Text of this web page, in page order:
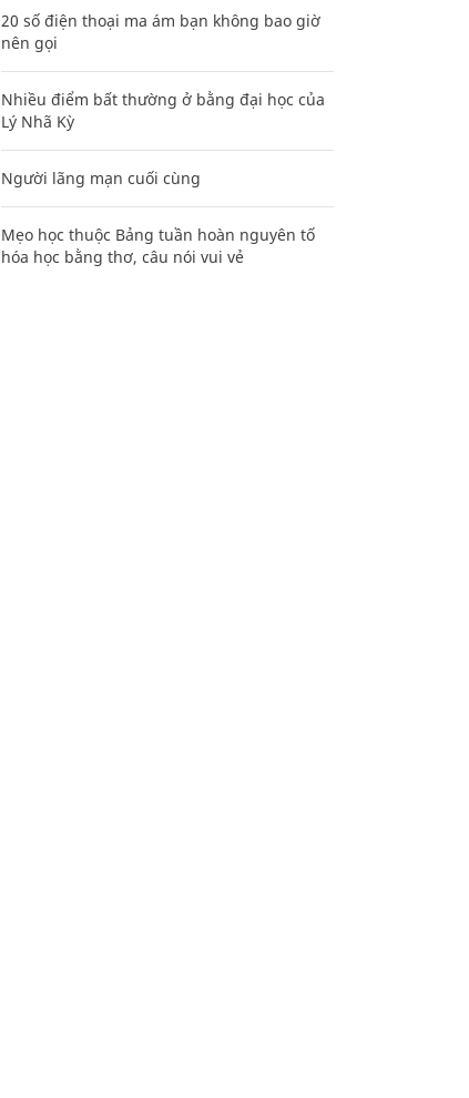
20 số điện thoại ma ám bạn không bao giờ
nên gọi
Nhiều điểm bất thường ở bằng đại học của
Lý Nhã Kỳ
Người lãng mạn cuối cùng
Mẹo học thuộc Bảng tuần hoàn nguyên tố
hóa học bằng thơ, câu nói vui vẻ